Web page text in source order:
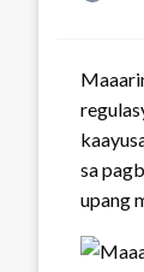
sa
upang